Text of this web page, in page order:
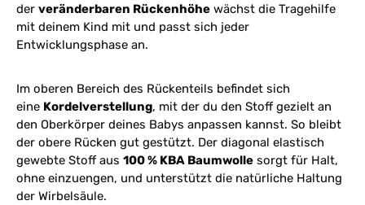
der veränderbaren Rückenhöhe wächst die Tragehilfe
mit deinem Kind mit und passt sich jeder
Entwicklungsphase an.
Im oberen Bereich des Rückenteils befindet sich
eine Kordelverstellung, mit der du den Stoff gezielt an
den Oberkörper deines Babys anpassen kannst. So bleibt
der obere Rücken gut gestützt. Der diagonal elastisch
gewebte Stoff aus 100 % KBA Baumwolle sorgt für Halt,
ohne einzuengen, und unterstützt die natürliche Haltung
der Wirbelsäule.